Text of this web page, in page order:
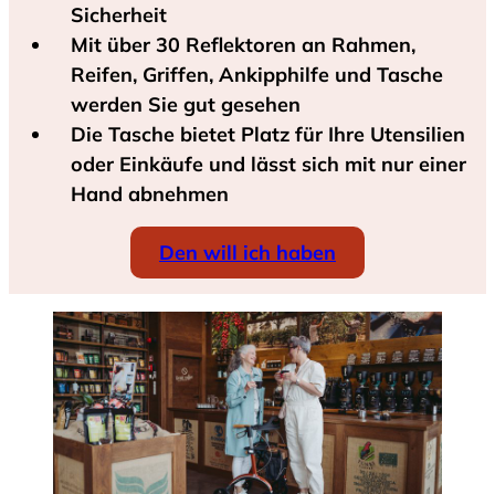
Sicherheit
Mit über 30 Reflektoren an Rahmen,
Reifen, Griffen, Ankipphilfe und Tasche
werden Sie gut gesehen
Die Tasche bietet Platz für Ihre Utensilien
oder Einkäufe und lässt sich mit nur einer
Hand abnehmen
Den will ich haben